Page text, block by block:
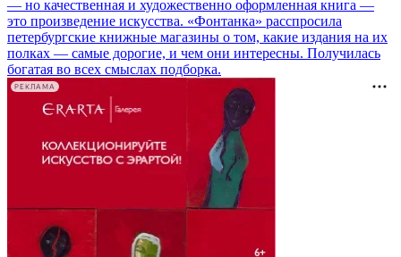
— но качественная и художественно оформленная книга —
это произведение искусства. «Фонтанка» расспросила
петербургские книжные магазины о том, какие издания на их
полках — самые дорогие, и чем они интересны. Получилась
богатая во всех смыслах подборка.
РЕКЛАМА